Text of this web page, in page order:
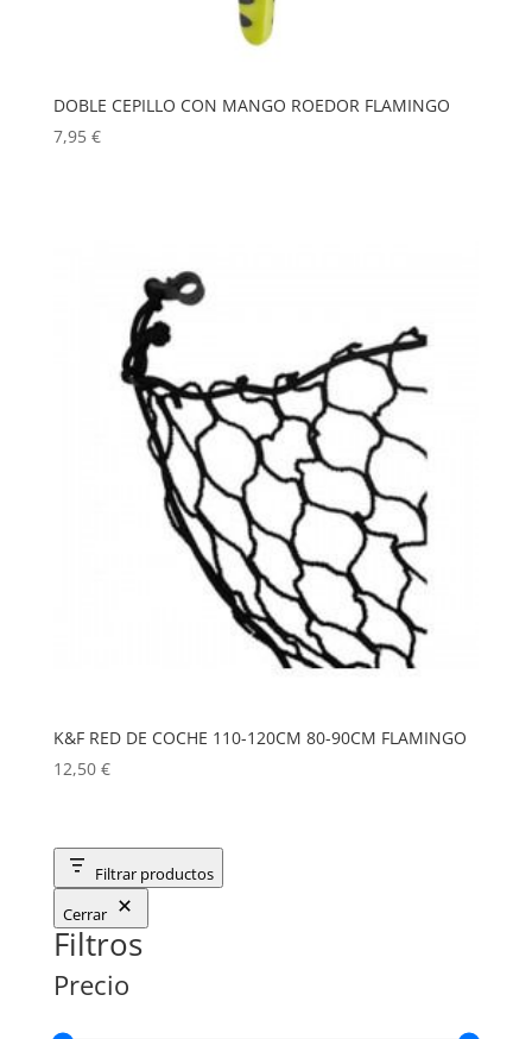
DOBLE CEPILLO CON MANGO ROEDOR FLAMINGO
7,95 €
K&F RED DE COCHE 110-120CM 80-90CM FLAMINGO
12,50 €
Filtrar productos
Cerrar
Filtros
Precio